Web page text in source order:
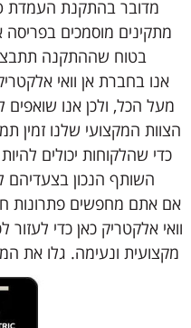
מדובר בהתקנת העמדת
מתקינים מוסמכים בפריסה
בטוח שההתקנה
אנו בחברת אן וואי
מעל הכל, ולכן אנו שואפים
הצוות המקצועי שלנו זמין
כדי שהלקוחות יכולים
השותף הנכון בצעדיהם
אם אתם מחפשים פתרונות
וואי אלקטריק כאן כדי
מקצועית ונעימה. גלו את